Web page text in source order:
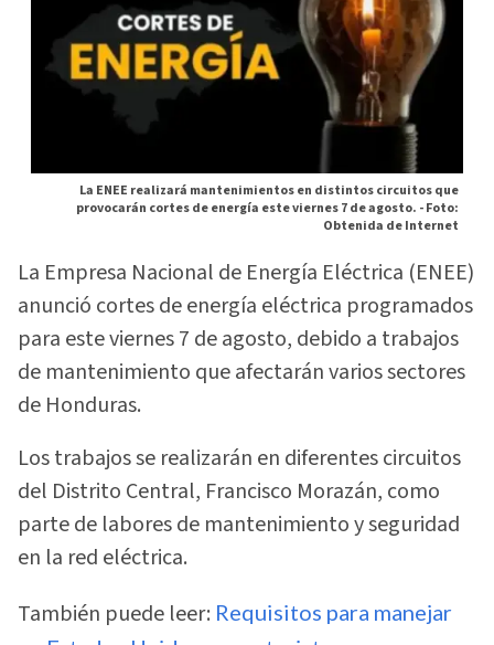
La ENEE realizará mantenimientos en distintos circuitos que
provocarán cortes de energía este viernes 7 de agosto. -Foto:
Obtenida de Internet
La Empresa Nacional de Energía Eléctrica (ENEE)
anunció cortes de energía eléctrica programados
para este viernes 7 de agosto, debido a trabajos
de mantenimiento que afectarán varios sectores
de Honduras.
Los trabajos se realizarán en diferentes circuitos
del Distrito Central, Francisco Morazán, como
parte de labores de mantenimiento y seguridad
en la red eléctrica.
También puede leer: Requisitos para manejar